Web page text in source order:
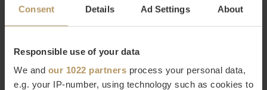
Consent Details Ad Settings About
Responsible use of your data
We and our 1022 partners process your personal data,
e.g. your IP-number, using technology such as cookies to
TAUPE
€757,00
BEIGE